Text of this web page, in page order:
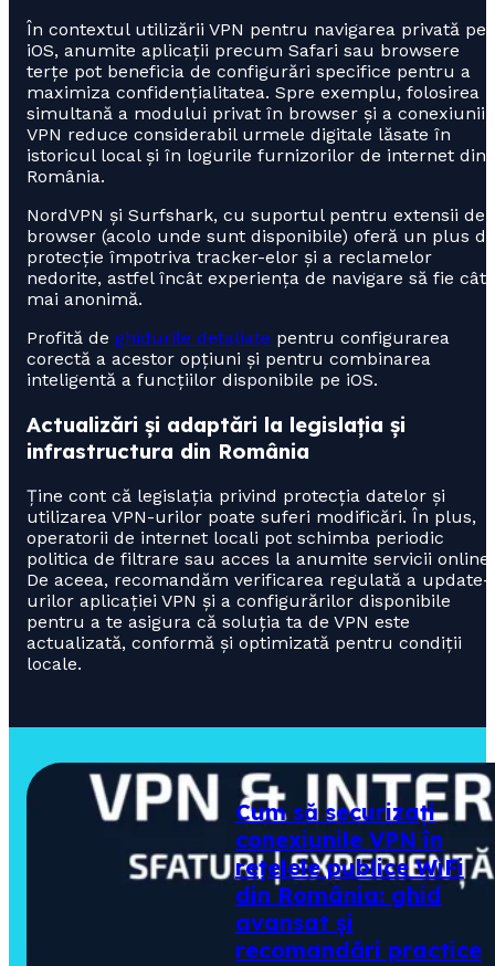
În contextul utilizării VPN pentru navigarea privată pe
iOS, anumite aplicații precum Safari sau browsere
terțe pot beneficia de configurări specifice pentru a
maximiza confidențialitatea. Spre exemplu, folosirea
simultană a modului privat în browser și a conexiunii
VPN reduce considerabil urmele digitale lăsate în
istoricul local și în logurile furnizorilor de internet din
România.
NordVPN și Surfshark, cu suportul pentru extensii de
browser (acolo unde sunt disponibile) oferă un plus de
protecție împotriva tracker-elor și a reclamelor
nedorite, astfel încât experiența de navigare să fie cât
mai anonimă.
Profită de ghidurile detaliate pentru configurarea
corectă a acestor opțiuni și pentru combinarea
inteligentă a funcțiilor disponibile pe iOS.
Actualizări și adaptări la legislația și
infrastructura din România
Ține cont că legislația privind protecția datelor și
utilizarea VPN-urilor poate suferi modificări. În plus,
operatorii de internet locali pot schimba periodic
politica de filtrare sau acces la anumite servicii online.
De aceea, recomandăm verificarea regulată a update-
urilor aplicației VPN și a configurărilor disponibile
pentru a te asigura că soluția ta de VPN este
actualizată, conformă și optimizată pentru condiții
locale.
Cum să securizați
conexiunile VPN în
rețelele publice WiFi
din România: ghid
avansat și
recomandări practice